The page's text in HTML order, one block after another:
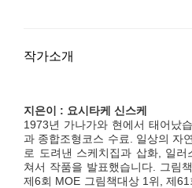
작가소개
지은이 : 요시타케 신스케
1973년 가나가와 현에서 태어났
과 종합조형코스 수료. 일상의 자
로 도려낸 스케치집과 삽화, 일
쳐서 작품을 발표했습니다. 그림
제6회 MOE 그림책대상 1위, 제